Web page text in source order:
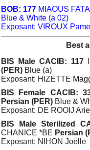
BOB: 177 MIAOUS
Blue & White (a 02)
Exposant: VIROUX
Best
BIS Male CACIB: 117I
(PER) Blue (a)
Exposant: HIZETTE
BIS Female CACIB:
Persian (PER) Blue &
Exposant: DE ROOIJ Arie
BIS Male Sterilized
CHANICE *BE Persian
Exposant: NIHON Joëlle